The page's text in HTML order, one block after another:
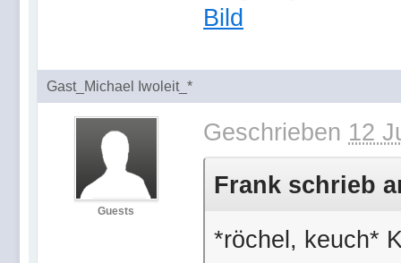
Gast_Michael Iwoleit_*
Guests
Geschrieben 12
Frank schrieb
*röchel, keuch*